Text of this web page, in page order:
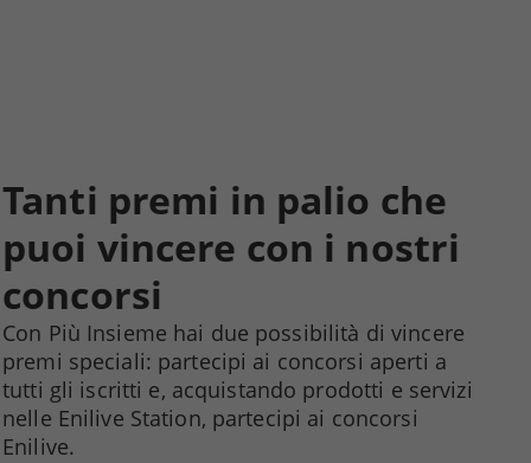
Tanti premi in palio che
puoi vincere con i nostri
concorsi
Con Più Insieme hai due possibilità di vincere
premi speciali: partecipi ai concorsi aperti a
tutti gli iscritti e, acquistando prodotti e servizi
nelle Enilive Station, partecipi ai concorsi
Enilive.